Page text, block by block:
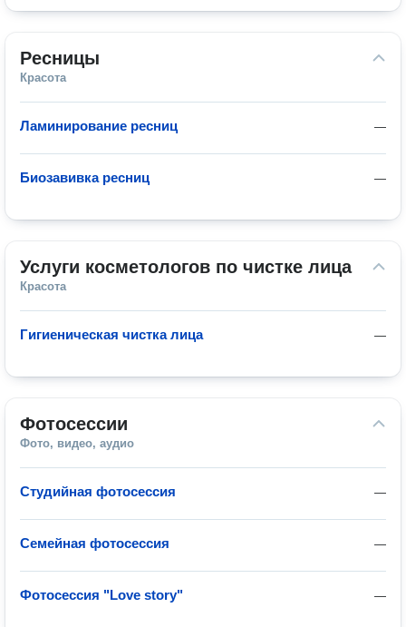
Ресницы
Красота
—
Ламинирование ресниц
—
Биозавивка ресниц
Услуги косметологов по чистке лица
Красота
—
Гигиеническая чистка лица
Фотосессии
Фото, видео, аудио
—
Студийная фотосессия
—
Семейная фотосессия
—
Фотосессия "Love story"